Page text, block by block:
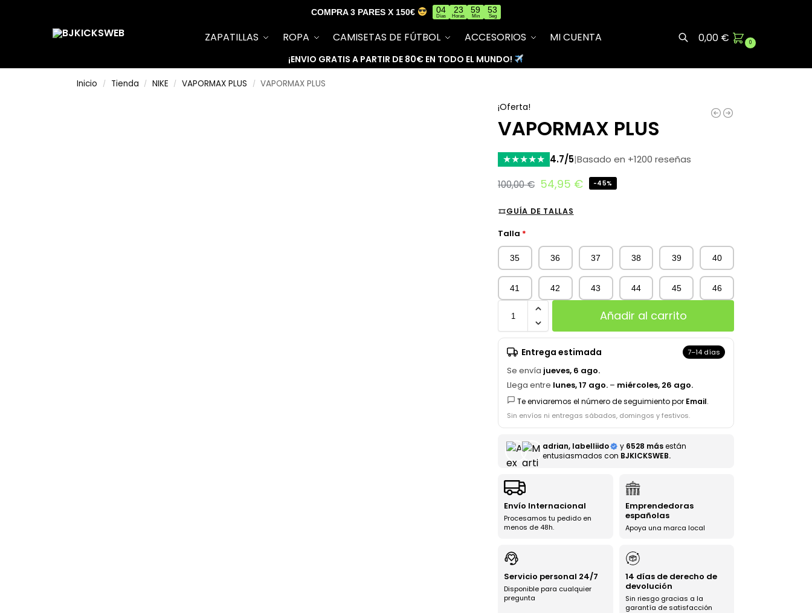
COMPRA 3 PARES X 150€ 04
Días
23
Horas
59
Min
52
Seg
ZAPATILLAS ROPA CAMISETAS DE FÚTBOL ACCESORIOS MI CUENTA 0,00 € 0
¡ENVIO GRATIS A PARTIR DE 80€ EN TODO EL MUNDO!
Inicio / Tienda / NIKE / VAPORMAX PLUS / VAPORMAX PLUS
¡Oferta!
VAPORMAX PLUS
★★★★★ 4.7/5|Basado en +1200 reseñas
100,00€ 54,95 € -45%
GUÍA DE TALLAS
Talla *
35 36 37 38 39 40
41 42 43 44 45 46
Añadir al carrito
Entrega estimada 7–14 días
Se envía jueves, 6 ago.
Llega entre lunes, 17 ago. – miércoles, 26 ago.
Te enviaremos el número de seguimiento por Email.
Sin envíos ni entregas sábados, domingos y festivos.
adrian, labelliido y 6528 másestán
entusiasmados con BJKICKSWEB.
Envío Internacional
Procesamos tu pedido en
menos de 48h.
Emprendedoras
españolas
Apoya una marca local
Servicio personal 24/7
Disponible para cualquier
pregunta
14 días de derecho de
devolución
Sin riesgo gracias a la
garantía de satisfacción